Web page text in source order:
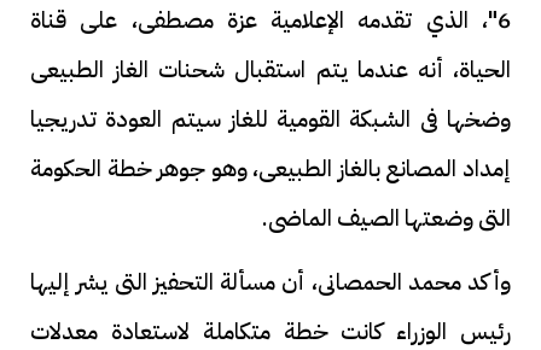
6"، الذي تقدمه الإعلامية عزة مصطفى، على قناة
الحياة، أنه عندما يتم استقبال شحنات الغاز الطبيعى
وضخها فى الشبكة القومية للغاز سيتم العودة تدريجيا
إمداد المصانع بالغاز الطبيعى، وهو جوهر خطة الحكومة
التى وضعتها الصيف الماضى.
وأكد محمد الحمصانى، أن مسألة التحفيز التى يشر إليها
رئيس الوزراء كانت خطة متكاملة لاستعادة معدلات